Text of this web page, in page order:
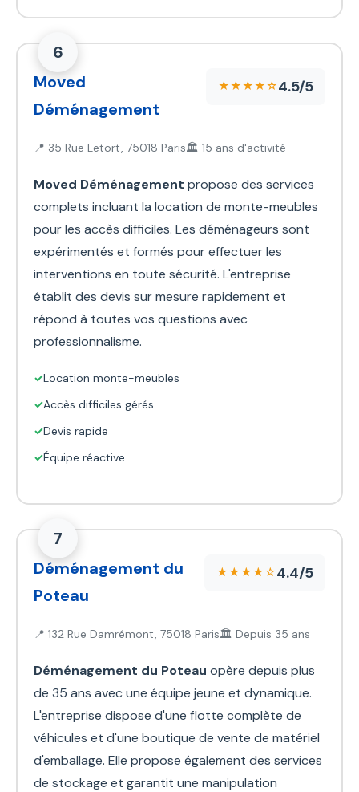
6
Moved
Déménagement
★★★★☆4.5/5
📍 35 Rue Letort, 75018 Paris🏛️ 15 ans d'activité
Moved Déménagement propose des services
complets incluant la location de monte-meubles
pour les accès difficiles. Les déménageurs sont
expérimentés et formés pour effectuer les
interventions en toute sécurité. L'entreprise
établit des devis sur mesure rapidement et
répond à toutes vos questions avec
professionnalisme.
✓Location monte-meubles
✓Accès difficiles gérés
✓Devis rapide
✓Équipe réactive
7
Déménagement du
Poteau
★★★★☆4.4/5
📍 132 Rue Damrémont, 75018 Paris🏛️ Depuis 35 ans
Déménagement du Poteau opère depuis plus
de 35 ans avec une équipe jeune et dynamique.
L'entreprise dispose d'une flotte complète de
véhicules et d'une boutique de vente de matériel
d'emballage. Elle propose également des services
de stockage et garantit une manipulation